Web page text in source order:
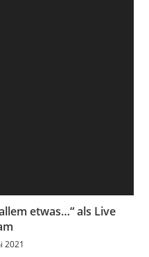
etwas…“ als Live
2021